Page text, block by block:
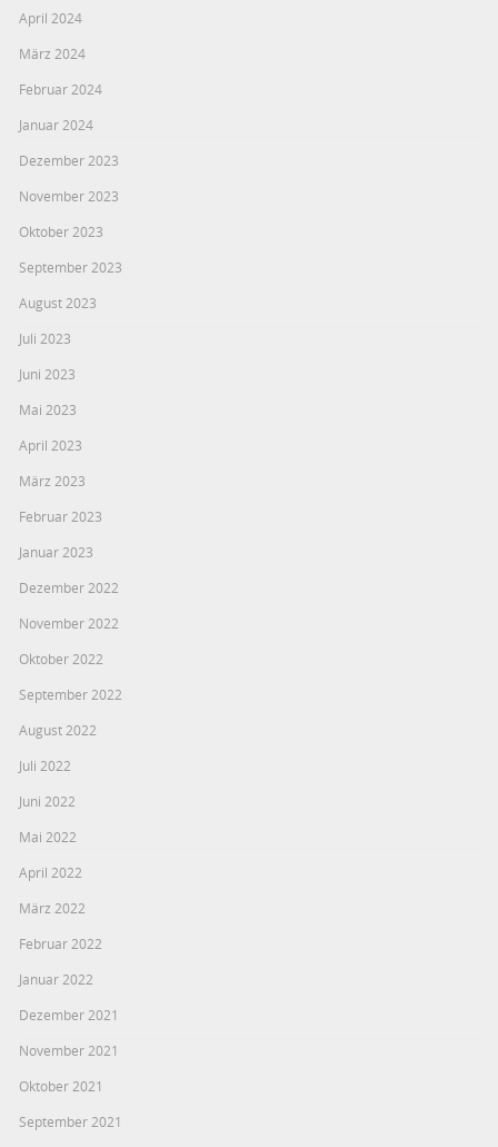
April 2024
März 2024
Februar 2024
Januar 2024
Dezember 2023
November 2023
Oktober 2023
September 2023
August 2023
Juli 2023
Juni 2023
Mai 2023
April 2023
März 2023
Februar 2023
Januar 2023
Dezember 2022
November 2022
Oktober 2022
September 2022
August 2022
Juli 2022
Juni 2022
Mai 2022
April 2022
März 2022
Februar 2022
Januar 2022
Dezember 2021
November 2021
Oktober 2021
September 2021